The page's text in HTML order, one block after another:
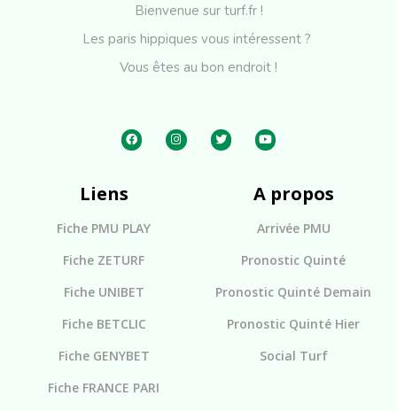
Bienvenue sur turf.fr !
Les paris hippiques vous intéressent ?
Vous êtes au bon endroit !
Liens
Fiche PMU PLAY
Fiche ZETURF
Fiche UNIBET
Fiche BETCLIC
Fiche GENYBET
Fiche FRANCE PARI
A propos
Arrivée PMU
Pronostic Quinté
Pronostic Quinté Demain
Pronostic Quinté Hier
Social Turf